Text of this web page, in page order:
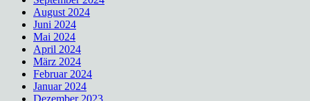
August 2024
Juni 2024
Mai 2024
April 2024
März 2024
Februar 2024
Januar 2024